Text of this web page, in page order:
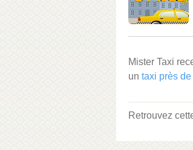
Mister Taxi
un taxi près
Retrouvez